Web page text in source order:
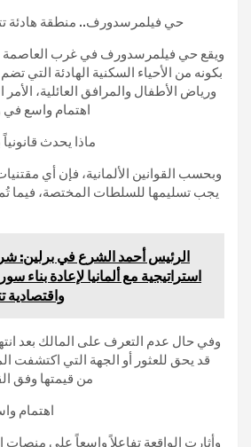
حي فيلمرسدورف.. منطقة هادئة
ويقع حي فيلمرسدورف في غرب العاصمة
بكونه من الأحياء السكنية الهادئة التي
ورياض الأطفال والمرافق العائلية،
اهتمام واسع في
ماذا يحدث
وبحسب القوانين الألمانية، فإن أي
يجب تسليمها للسلطات المختصة، فيما
الرئيس أحمد الشرع في برلين:
استراتيجية مع ألمانيا لإعادة بناء
واقتصادية
وفي حال عدم التعرف على المالك بعد
قد يحق للعثور أو الجهة التي اكتشفت
من قيمتها وفق
اهتمام
وأثارت الواقعة تفاعلاً واسعاً على